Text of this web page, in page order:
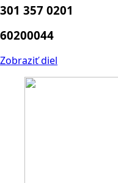
301 357 0201
60200044
Zobraziť diel